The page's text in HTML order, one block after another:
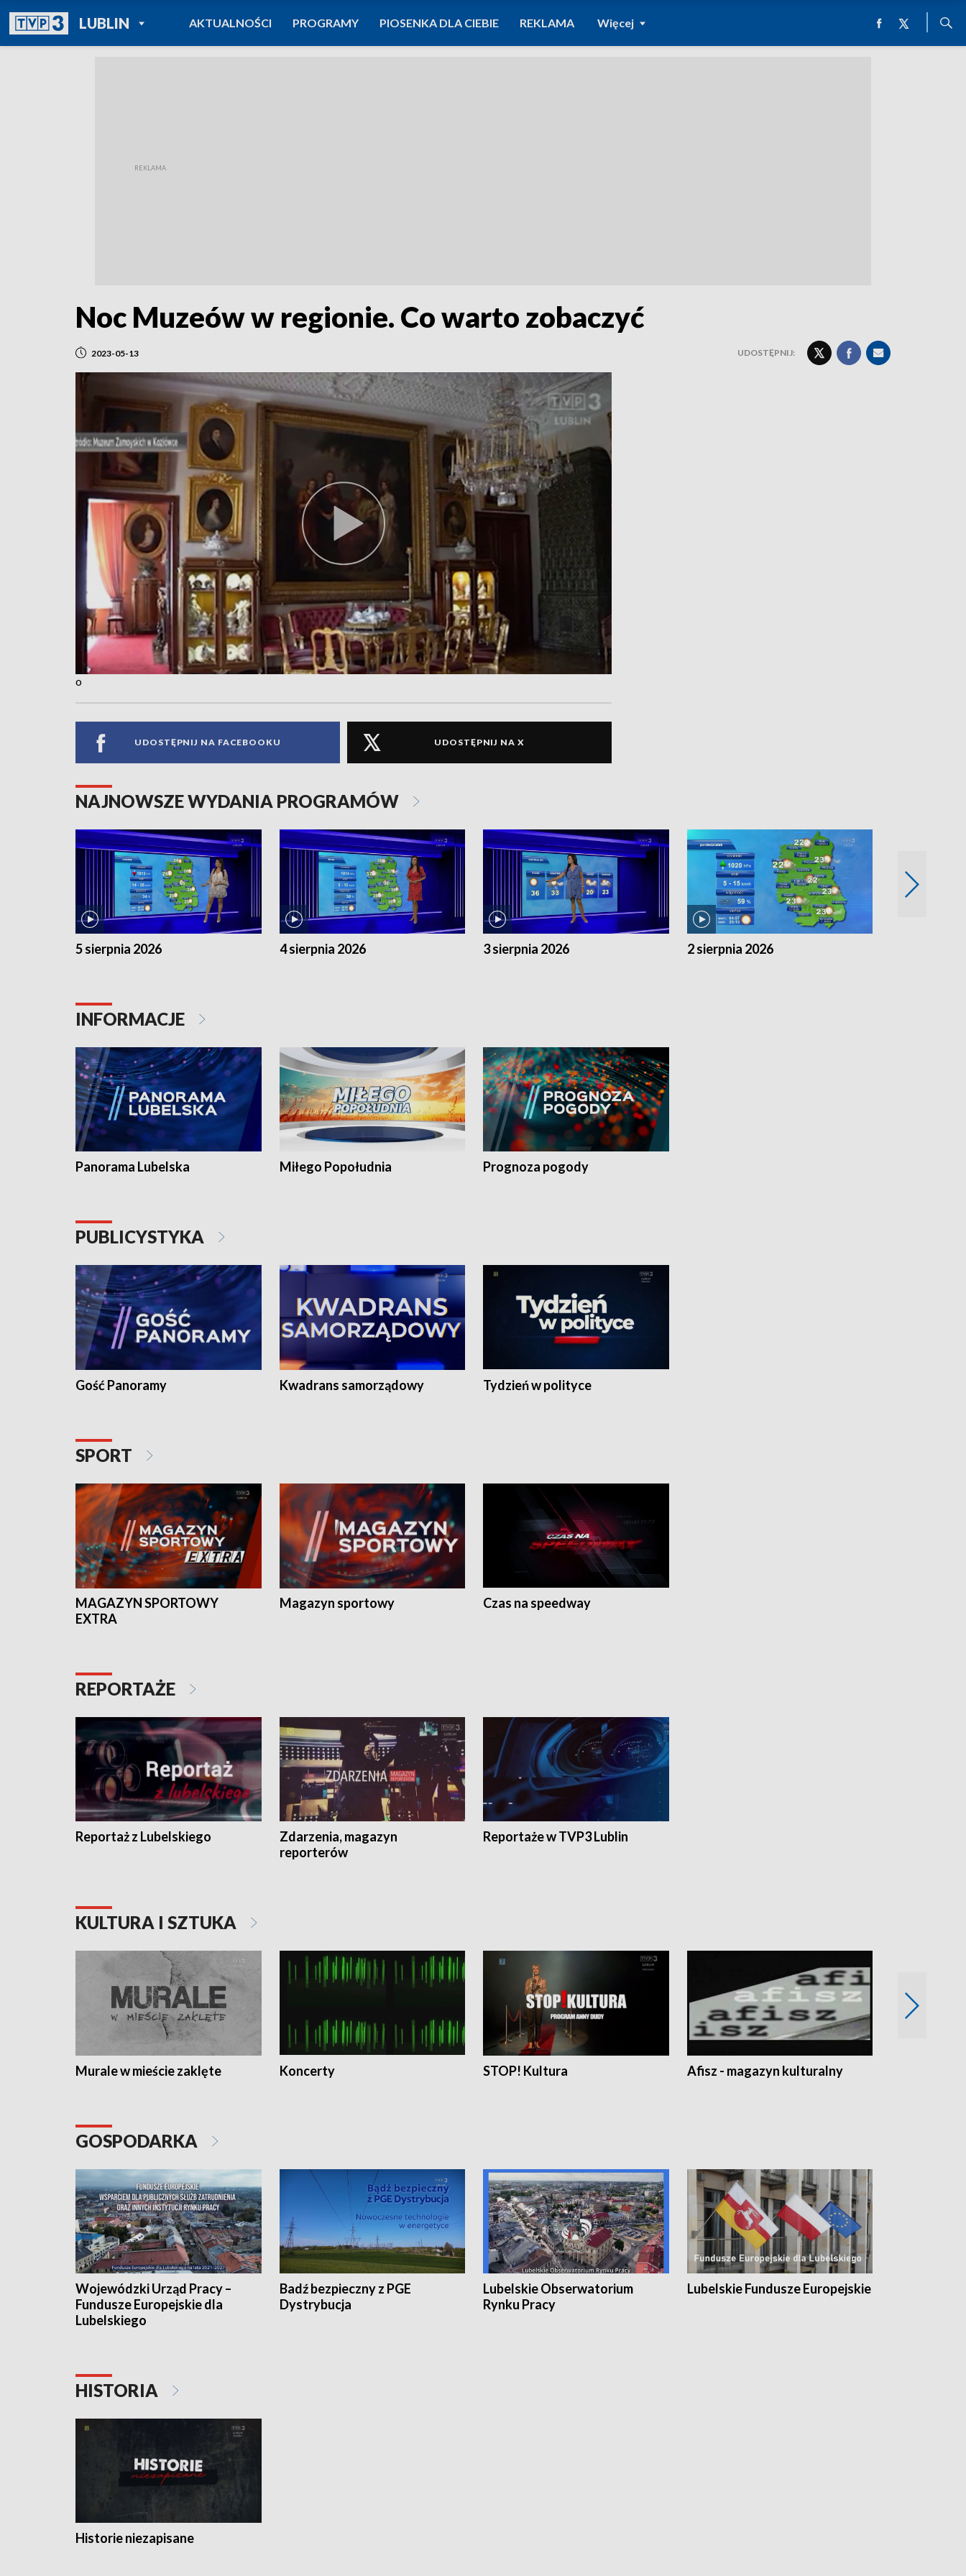
LUBLINPOWRÓT DO
TVP REGIONY
AKTUALNOŚCI PROGRAMY PIOSENKA DLA CIEBIE REKLAMA Więcej
Noc Muzeów w regionie. Co warto zobaczyć
2023-05-13 UDOSTĘPNIJ:
o
UDOSTĘPNIJ NA FACEBOOKU UDOSTĘPNIJ NA X
NAJNOWSZE WYDANIA PROGRAMÓW
5 sierpnia 2026 4 sierpnia 2026 3 sierpnia 2026 2 sierpnia 2026
INFORMACJE
Panorama Lubelska Miłego Popołudnia Prognoza pogody
PUBLICYSTYKA
Gość Panoramy Kwadrans samorządowy Tydzień w polityce
SPORT
MAGAZYN SPORTOWY
EXTRA
Magazyn sportowy Czas na speedway
REPORTAŻE
Reportaż z Lubelskiego
Zdarzenia, magazyn
reporterów
Reportaże w TVP3 Lublin
KULTURA I SZTUKA
Murale w mieście zaklęte Koncerty STOP! Kultura Afisz - magazyn kulturalny
GOSPODARKA
Wojewódzki Urząd Pracy –
Fundusze Europejskie dla
Lubelskiego
Badź bezpieczny z PGE
Dystrybucja
Lubelskie Obserwatorium
Rynku Pracy
Lubelskie Fundusze Europejskie
HISTORIA
Historie niezapisane